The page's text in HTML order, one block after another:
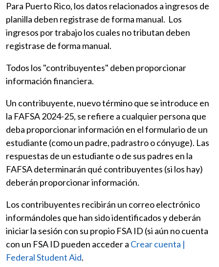
Para Puerto Rico, los datos relacionados a ingresos de
planilla deben registrase de forma manual. Los
ingresos por trabajo los cuales no tributan deben
registrase de forma manual.
Todos los "contribuyentes" deben proporcionar
información financiera.
Un contribuyente, nuevo término que se introduce en
la FAFSA 2024-25, se refiere a cualquier persona que
deba proporcionar información en el formulario de un
estudiante (como un padre, padrastro o cónyuge). Las
respuestas de un estudiante o de sus padres en la
FAFSA determinarán qué contribuyentes (si los hay)
deberán proporcionar información.
Los contribuyentes recibirán un correo electrónico
informándoles que han sido identificados y deberán
iniciar la sesión con su propio FSA ID (si aún no cuenta
con un FSA ID pueden acceder a Crear cuenta |
Federal Student Aid.